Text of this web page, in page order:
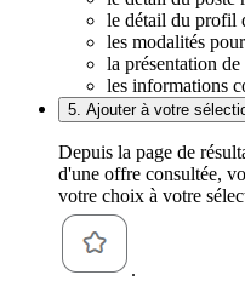
le détail du profil
les modalités
la présentation
les informations
5. Ajouter à votre
Depuis la page de
d'une offre consultée,
votre choix à votre
.